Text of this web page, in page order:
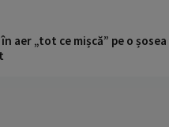
aer „tot ce mișcă” pe o